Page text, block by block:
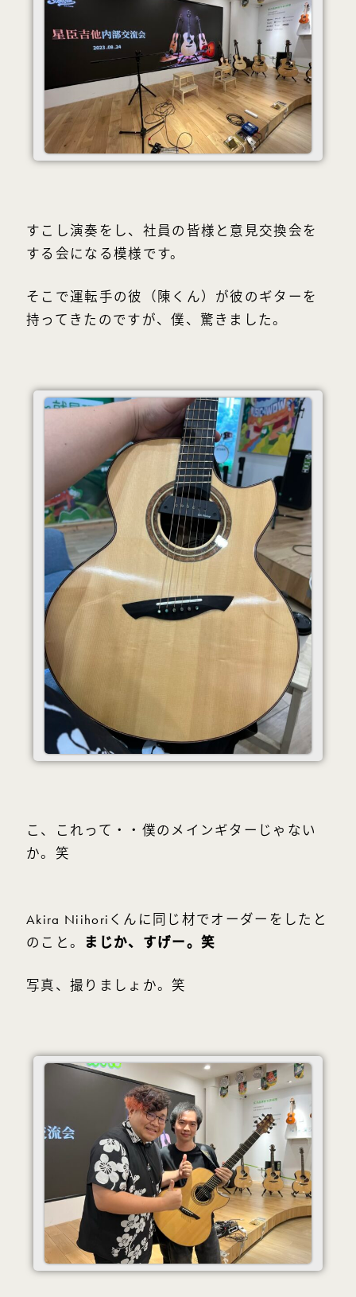
すこし演奏をし、社員の皆様と意見交換会を
する会になる模様です。
そこで運転手の彼（陳くん）が彼のギターを
持ってきたのですが、僕、驚きました。
こ、これって・・僕のメインギターじゃない
か。笑
Akira Niihoriくんに同じ材でオーダーをしたと
のこと。
まじか、すげー。笑
写真、撮りましょか。笑